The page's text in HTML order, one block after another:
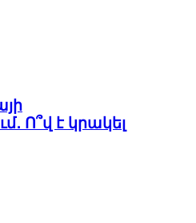
Ո՞վ է կրակել